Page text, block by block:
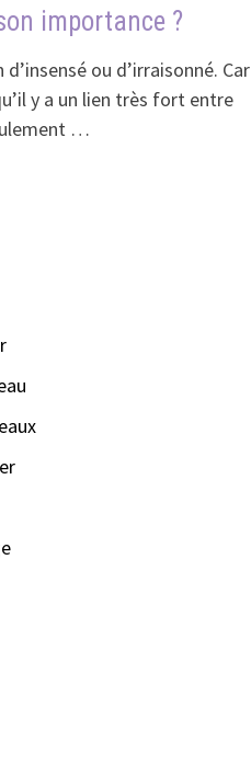
importance ?
ou d’irraisonné. Car
y a un lien très fort entre
…